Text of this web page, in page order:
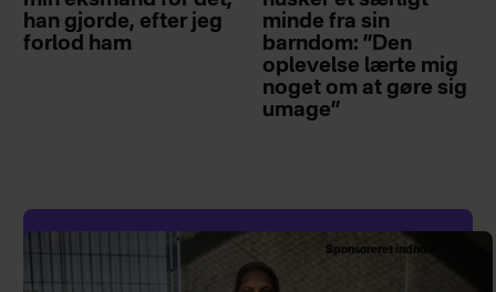
han gjorde, efter jeg
forlod ham
minde fra sin
barndom: ”Den
oplevelse lærte mig
noget om at gøre sig
umage”
Sponsoreret indhold